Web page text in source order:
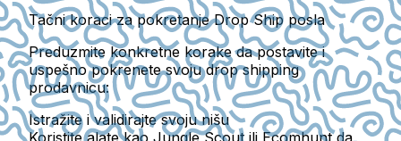
Tačni koraci za pokretanje Drop Ship posla
Preduzmite konkretne korake da postavite i
uspešno pokrenete svoju drop shipping
prodavnicu:
Istražite i validirajte svoju nišu